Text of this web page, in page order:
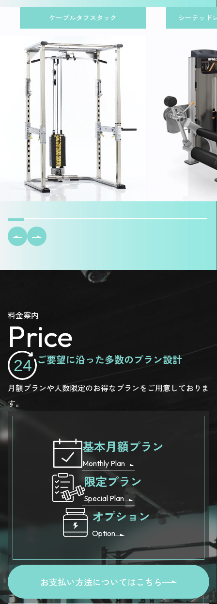
ケーブルタフスタック シーテッド
料金案内
Price
ご要望に沿った多数のプラン設計
月額プランや人数限定のお得なプランをご用意しておりま
す。
基本月額プラン
Monthly Plan
限定プラン
Special Plan
オプション
Option
お支払い方法についてはこちら